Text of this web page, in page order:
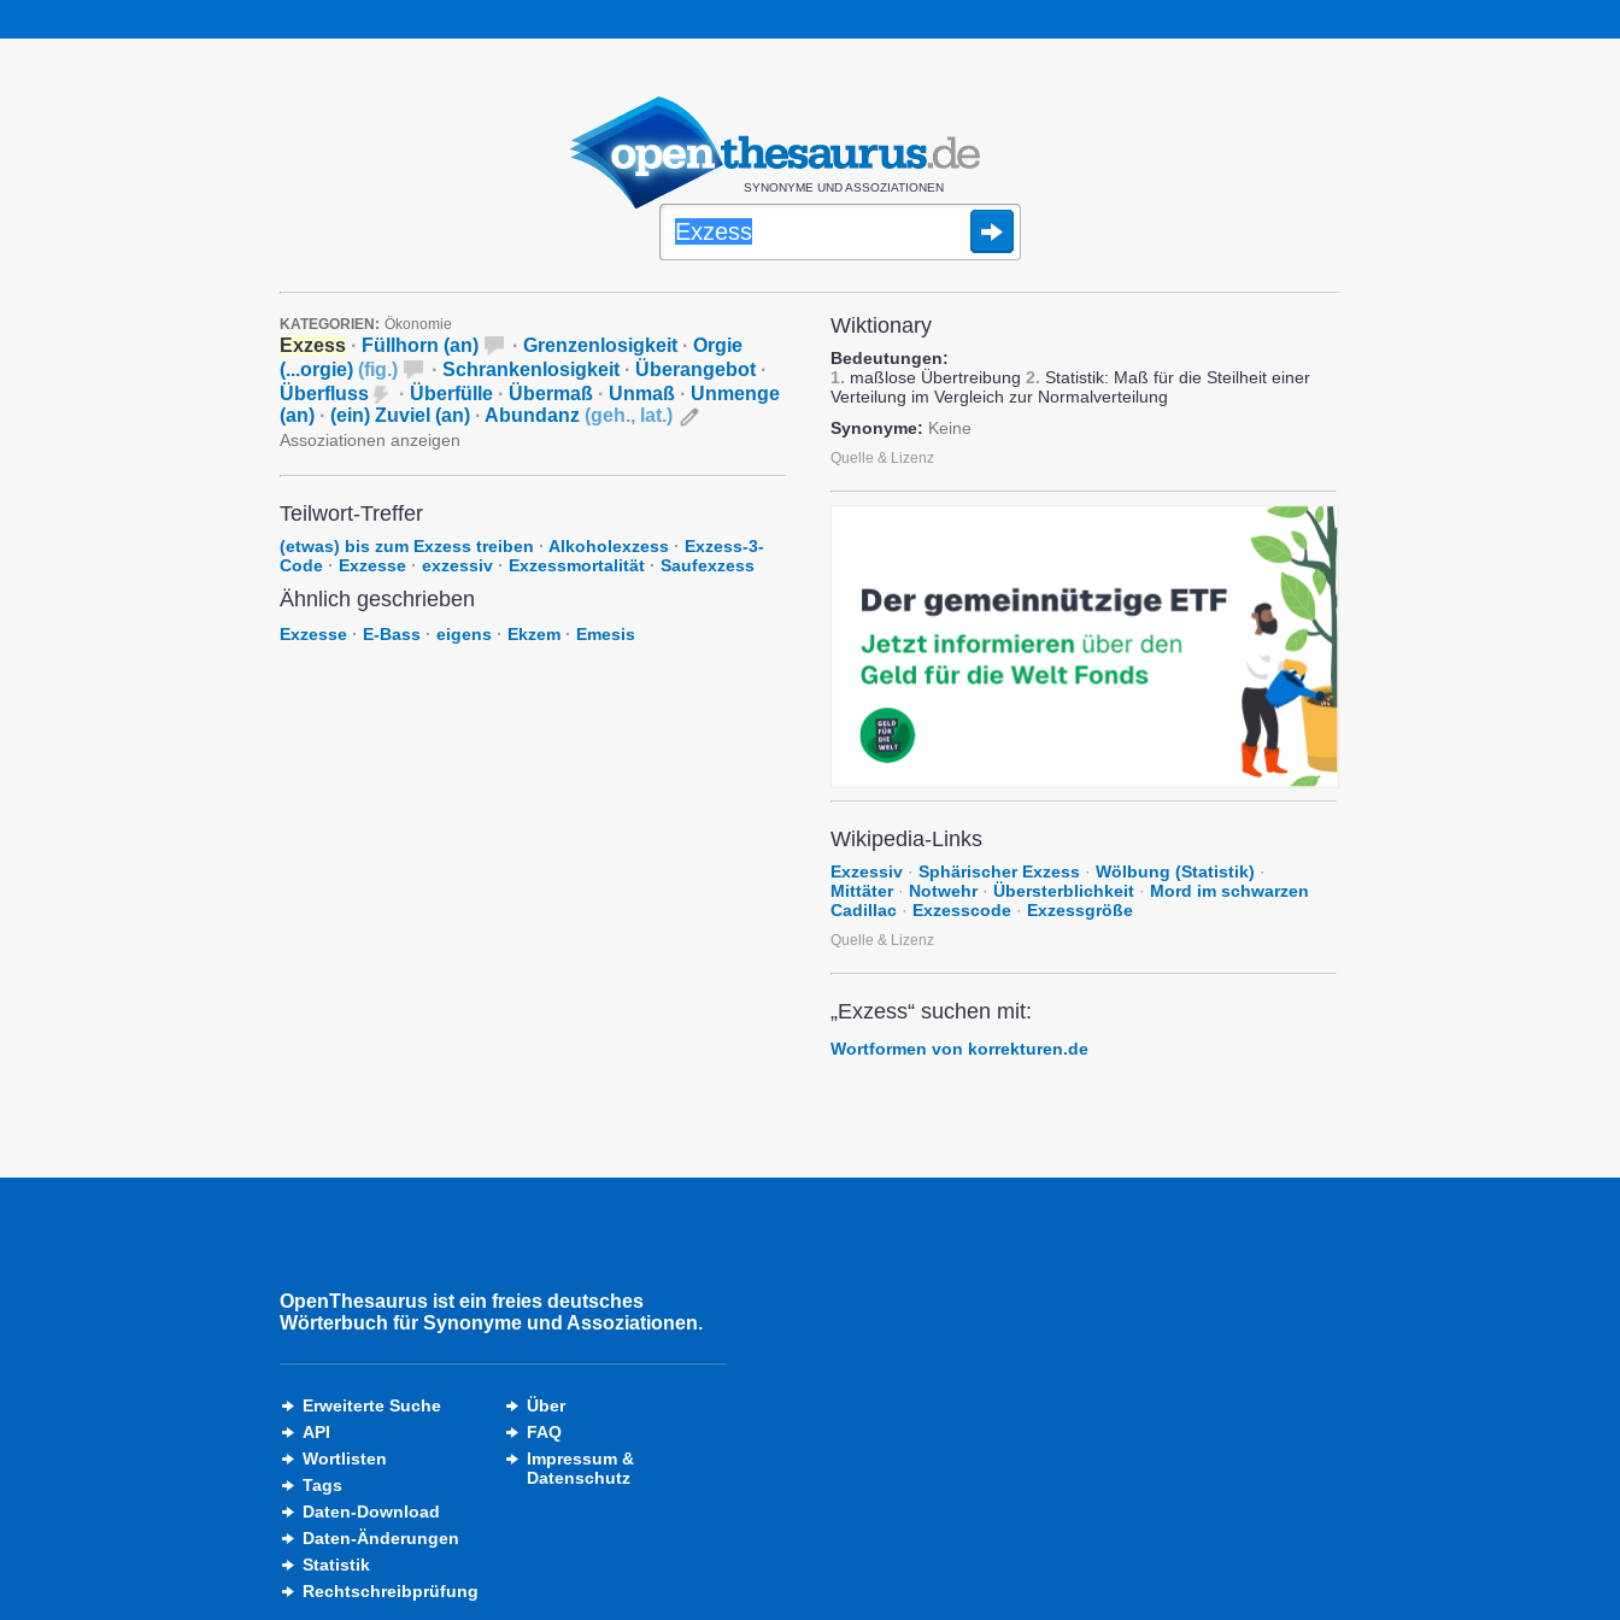
SYNONYME UND ASSOZIATIONEN
KATEGORIEN: Ökonomie
Exzess · Füllhorn (an) · Grenzenlosigkeit · Orgie
(...orgie) (fig.) · Schrankenlosigkeit · Überangebot ·
Überfluss
· Überfülle · Übermaß · Unmaß · Unmenge
(an) · (ein) Zuviel (an) · Abundanz (geh., lat.)
Assoziationen anzeigen
Teilwort-Treffer
(etwas) bis zum Exzess treiben · Alkoholexzess · Exzess-3-
Code · Exzesse · exzessiv · Exzessmortalität · Saufexzess
Ähnlich geschrieben
Exzesse · E-Bass · eigens · Ekzem · Emesis
Wiktionary
Bedeutungen:
1. maßlose Übertreibung 2. Statistik: Maß für die Steilheit einer
Verteilung im Vergleich zur Normalverteilung
Synonyme: Keine
Quelle & Lizenz
Wikipedia-Links
Exzessiv · Sphärischer Exzess · Wölbung (Statistik) ·
Mittäter· Notwehr· Übersterblichkeit · Mord im schwarzen
Cadillac · Exzesscode · Exzessgröße
Quelle & Lizenz
„Exzess“ suchen mit:
Wortformen von korrekturen.de
OpenThesaurus ist ein freies deutsches
Wörterbuch für Synonyme und Assoziationen.
Erweiterte Suche
API
Wortlisten
Tags
Daten-Download
Daten-Änderungen
Statistik
Rechtschreibprüfung
Über
FAQ
Impressum &
Datenschutz